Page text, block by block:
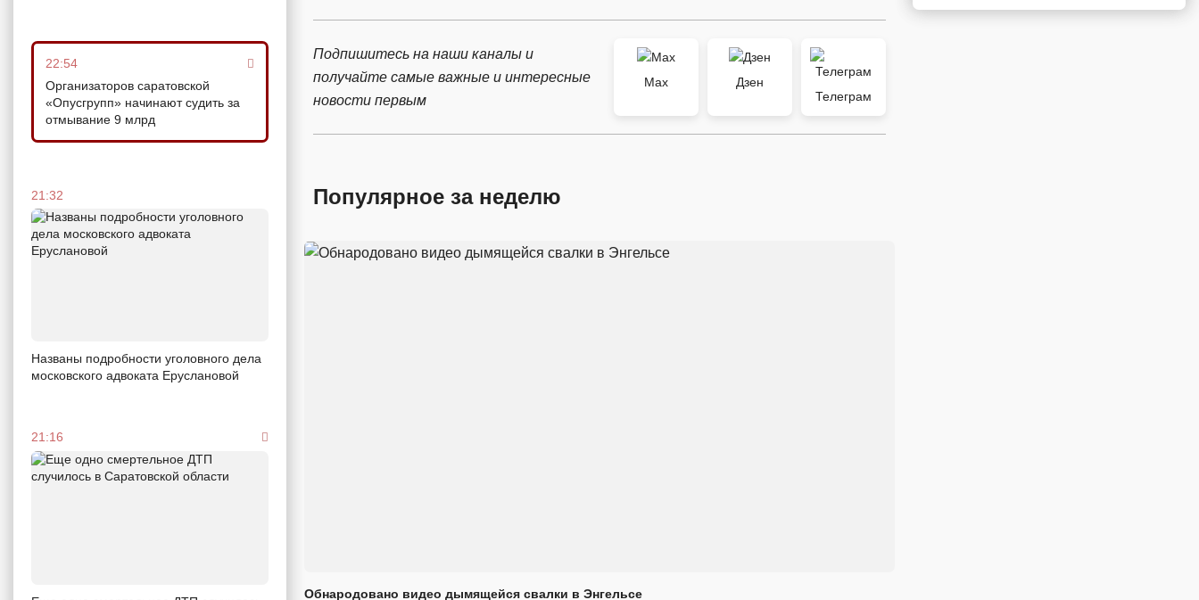
22:54
Организаторов саратовской
«Опусгрупп» начинают судить за
отмывание 9 млрд
21:32
Названы подробности уголовного дела
московского адвоката Еруслановой
21:16
Подпишитесь на наши каналы и
получайте самые важные и интересные
новости первым
Max
Дзен
Телеграм
Популярное за неделю
Обнародовано видео дымящейся свалки в Энгельсе